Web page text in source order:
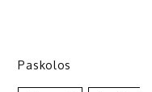
Paskolos